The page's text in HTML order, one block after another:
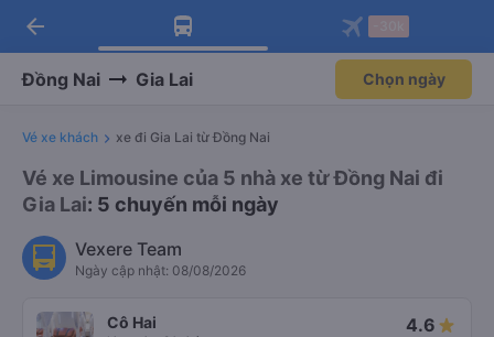
Tải app Vexere ngay!
Nhận ưu đãi thành viên độc
Mở app
Tải app Vexere
-30k/ghế khi đặt vé máy bay qua
Mở app
arrow_back
Đồng Nai Gia Lai Chọn ngày
Vé xe khách xe đi Gia Lai từ Đồng Nai
Vé xe Limousine của 5 nhà xe từ Đồng Nai đi
Gia Lai: 5 chuyến mỗi ngày
Vexere Team
Ngày cập nhật: 08/08/2026
Cô Hai 4.6